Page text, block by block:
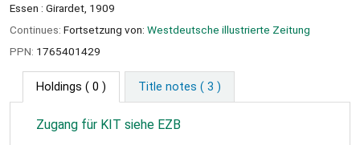
Essen : Girardet, 1909
Continues: Fortsetzung von: Westdeutsche illustrierte Zeitung
PPN: 1765401429
Holdings ( 0 ) Title notes ( 3 )
Zugang für KIT siehe EZB